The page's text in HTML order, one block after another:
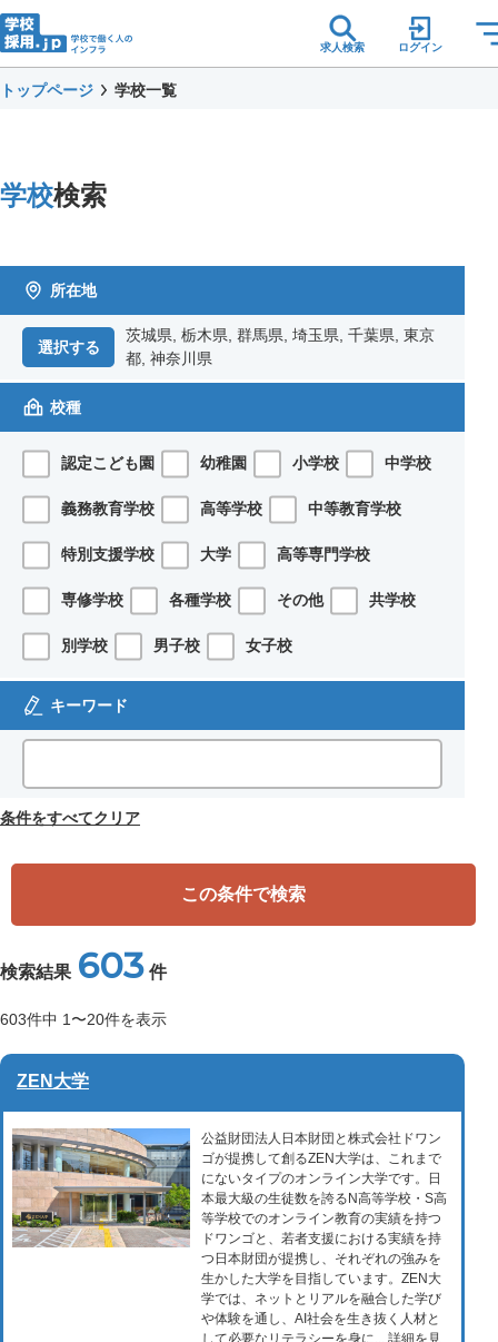
求人検索 ログイン
トップページ 学校一覧
学校検索
所在地
選択する
茨城県, 栃木県, 群馬県, 埼玉県, 千葉県, 東京
都, 神奈川県
校種
認定こども園 幼稚園 小学校 中学校
義務教育学校 高等学校 中等教育学校
特別支援学校 大学 高等専門学校
専修学校 各種学校 その他 共学校
別学校 男子校 女子校
キーワード
条件をすべてクリア
この条件で検索
検索結果 603 件
603件中 1〜20件を表示
ZEN大学
公益財団法人日本財団と株式会社ドワン
ゴが提携して創るZEN大学は、これまで
にないタイプのオンライン大学です。日
本最大級の生徒数を誇るN高等学校・S高
等学校でのオンライン教育の実績を持つ
ドワンゴと、若者支援における実績を持
つ日本財団が提携し、それぞれの強みを
生かした大学を目指しています。ZEN大
学では、ネットとリアルを融合した学び
や体験を通し、AI社会を生き抜く人材と
して必要なリテラシーを身に... 詳細を見